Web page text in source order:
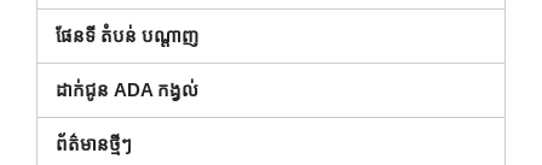
ផែនទី តំបន់ បណ្ដាញ
ដាក់ជូន ADA កង្វល់
ព័ត៌មានថ្មីៗ